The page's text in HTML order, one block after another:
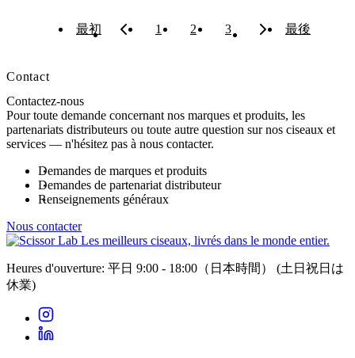
最初 1 2 3 最後
Contact
Contactez-nous
Pour toute demande concernant nos marques et produits, les
partenariats distributeurs ou toute autre question sur nos ciseaux et
services — n'hésitez pas à nous contacter.
Demandes de marques et produits
Demandes de partenariat distributeur
Renseignements généraux
Nous contacter
Les meilleurs ciseaux, livrés dans le monde entier.
Heures d'ouverture: 平日 9:00 - 18:00（日本時間） (土日祝日は
休業)